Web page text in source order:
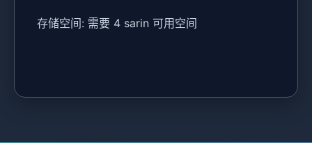
存储空间: 需要 4 sarin 可用空间